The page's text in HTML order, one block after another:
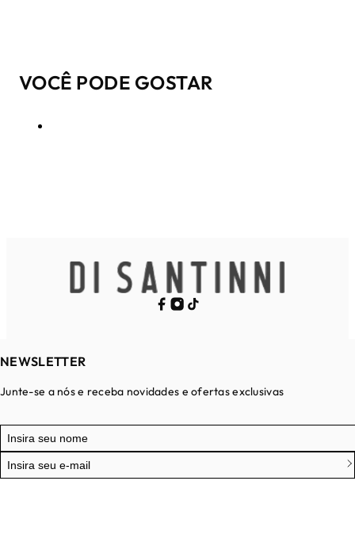
VOCÊ PODE GOSTAR
NEWSLETTER
Junte-se a nós e receba novidades e ofertas exclusivas